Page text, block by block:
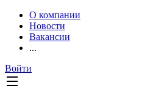
О компании
Новости
Вакансии
...
Войти